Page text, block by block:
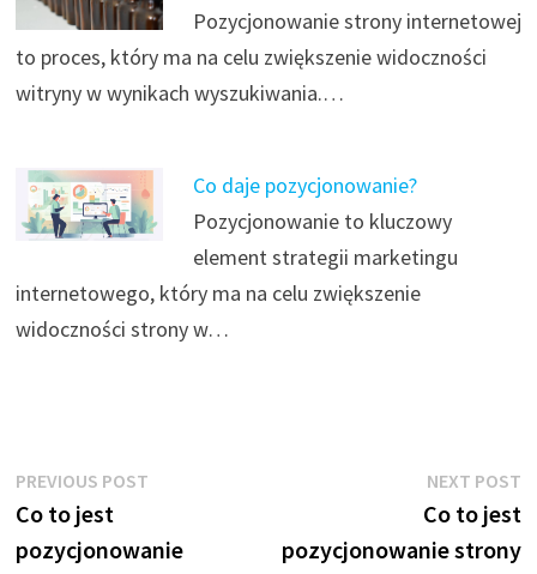
Pozycjonowanie strony internetowej
to proces, który ma na celu zwiększenie widoczności
witryny w wynikach wyszukiwania.…
Co daje pozycjonowanie?
Pozycjonowanie to kluczowy
element strategii marketingu
internetowego, który ma na celu zwiększenie
widoczności strony w…
Nawigacja
wpisu
PREVIOUS POSTPrevious
Co to jest
pozycjonowanie
NEXT POST
Co to jest
pozycjonowanie strony